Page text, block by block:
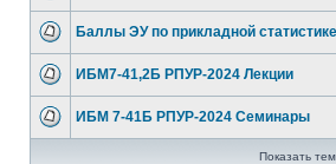
Баллы ЭУ по прикладной
ИБМ7-41,2Б РПУР-2024 Лекции
ИБМ 7-41Б РПУР-2024 Семинары
Показать